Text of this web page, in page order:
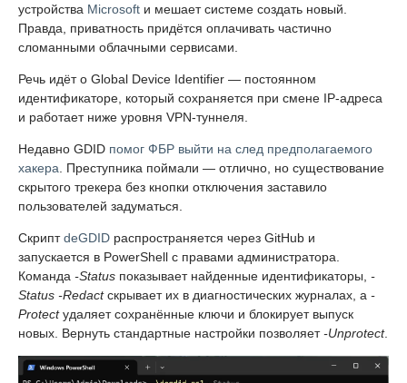
устройства Microsoft и мешает системе создать новый.
Правда, приватность придётся оплачивать частично
сломанными облачными сервисами.
Речь идёт о Global Device Identifier — постоянном
идентификаторе, который сохраняется при смене IP-адреса
и работает ниже уровня VPN-туннеля.
Недавно GDID помог ФБР выйти на след предполагаемого
хакера . Преступника поймали — отлично, но существование
скрытого трекера без кнопки отключения заставило
пользователей задуматься.
СкриптdeGDID распространяется через GitHub и
запускается в PowerShell с правами администратора.
Команда -Status показывает найденные идентификаторы, -
Status -Redactскрывает их в диагностических журналах, а -
Protectудаляет сохранённые ключи и блокирует выпуск
новых. Вернуть стандартные настройки позволяет-Unprotect.